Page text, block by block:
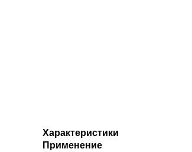
Характеристики
Применение